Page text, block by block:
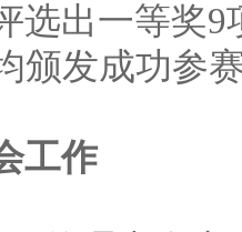
选出一等奖
颁发成功参
工作